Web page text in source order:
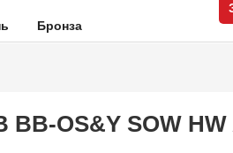
Бронза
BB-OS&Y SOW HW